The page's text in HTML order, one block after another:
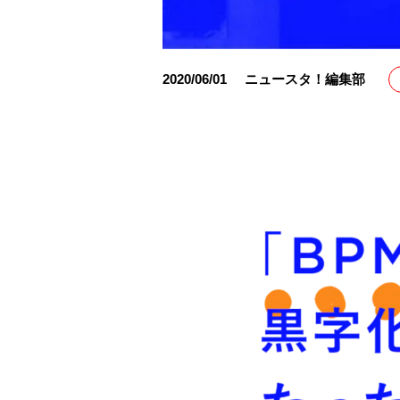
2020/06/01 ニュースタ！編集部